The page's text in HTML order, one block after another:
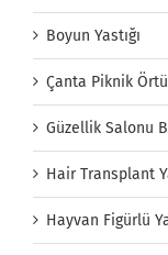
Boyun Yastığı
Çanta Piknik
Güzellik Salonu
Hair Transplant
Hayvan Figürlü